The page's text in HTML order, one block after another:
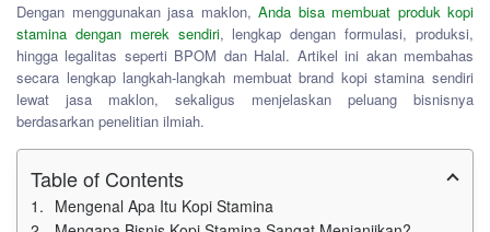
Dengan menggunakan jasa maklon, Anda bisa membuat produk kopi
stamina dengan merek sendiri, lengkap dengan formulasi, produksi,
hingga legalitas seperti BPOM dan Halal. Artikel ini akan membahas
secara lengkap langkah-langkah membuat brand kopi stamina sendiri
lewat jasa maklon, sekaligus menjelaskan peluang bisnisnya
berdasarkan penelitian ilmiah.
Table of Contents
Mengenal Apa Itu Kopi Stamina